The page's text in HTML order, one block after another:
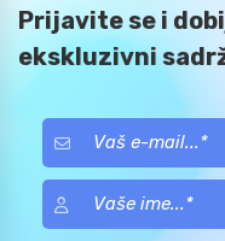
Prijavite se i
ekskluzivni